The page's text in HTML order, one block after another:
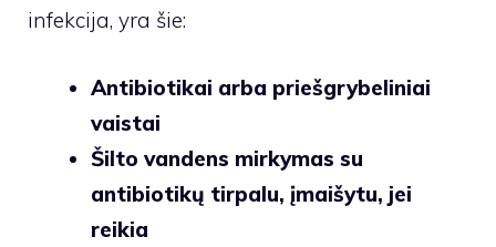
infekcija, yra šie:
Antibiotikai arba priešgrybeliniai
vaistai
Šilto vandens mirkymas su
antibiotikų tirpalu, įmaišytu, jei
reikia